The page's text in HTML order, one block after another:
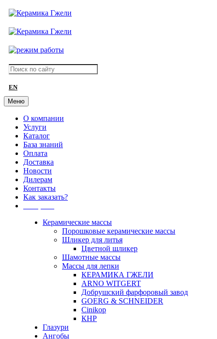
EN
Меню
О компании
Услуги
Каталог
База знаний
Оплата
Доставка
Новости
Дилерам
Контакты
Как заказать?
Керамические массы
Порошковые керамические массы
Шликер для литья
Цветной шликер
Шамотные массы
Массы для лепки
КЕРАМИКА ГЖЕЛИ
ARNO WITGERT
Добрушский фарфоровый завод
GOERG & SCHNEIDER
Cinikop
КНР
Глазури
Ангобы